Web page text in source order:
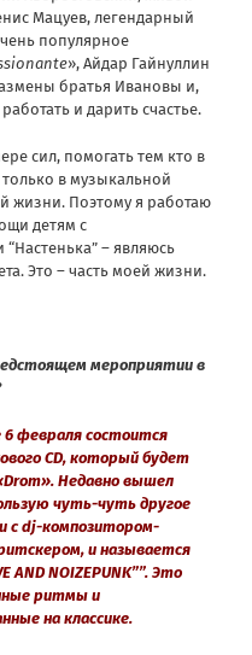
Мацуев, легендарный
популярное
», Айдар Гайнуллин
братья Ивановы и,
и дарить счастье.
сил, помогать тем кто в
в музыкальной
жизни. Поэтому я работаю
детям с
– являюсь
Это – часть моей жизни.
мероприятии в
февраля состоится
CD, который будет
Недавно вышел
чуть-чуть другое
с dj-композитором-
и называется
AND NOIZEPUNK””. Это
ритмы и
на классике.